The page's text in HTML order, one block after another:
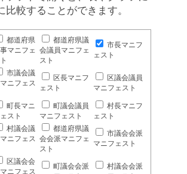
比較することができます。
都道府県
マニフェ
都道府県議
会議員マニフェ
スト
市長マニフ
ェスト
市議会議
ニフェス
区長マニフ
ェスト
区議会議員
マニフェスト
町長マニ
スト
町議会議員
マニフェスト
村長マニフ
ェスト
村議会議
ニフェス
都道府県議
会会派マニフェ
スト
市議会会派
マニフェスト
区議会会
ニフェス
町議会会派
村議会会派